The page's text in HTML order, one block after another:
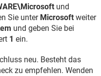
und
Sie unter Microsoft weiter
und geben Sie bei
1 ein.
neu. Besteht das
zu empfehlen. Wenden